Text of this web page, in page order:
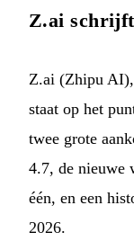
Z.ai schrijft
Z.ai (Zhipu AI),
staat op het
twee grote
4.7, de nieuwe
één, en een
2026.